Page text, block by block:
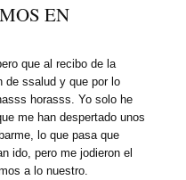
EN
que al recibo de la
de ssalud y que por lo
horasss. Yo solo he
me han despertado unos
lo que pasa que
ido, pero me jodieron el
a lo nuestro.